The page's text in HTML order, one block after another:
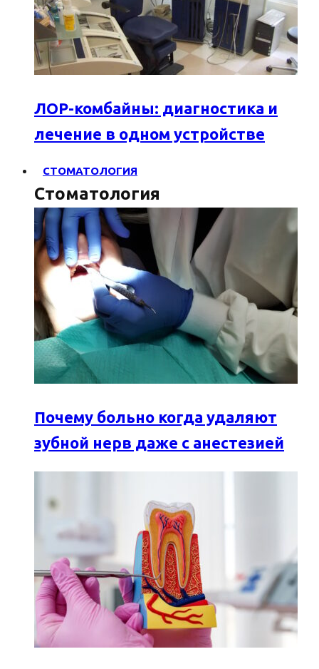
ЛОР-комбайны: диагностика и
лечение в одном устройстве
СТОМАТОЛОГИЯ
Стоматология
Почему больно когда удаляют
зубной нерв даже с анестезией